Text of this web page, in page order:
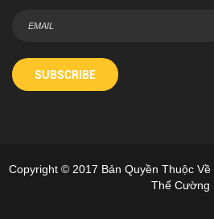
SUBSCRIBE
Copyright © 2017 Bản Quyền Thuộc Về
Thế Cường